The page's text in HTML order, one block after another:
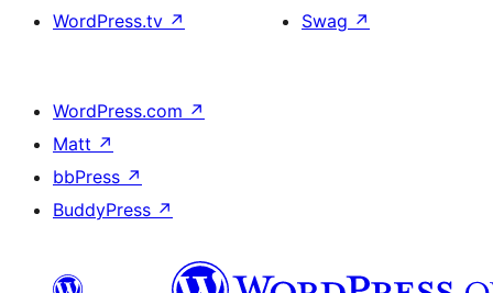
WordPress.tv ↗
Swag ↗
WordPress.com ↗
Matt ↗
bbPress ↗
BuddyPress ↗